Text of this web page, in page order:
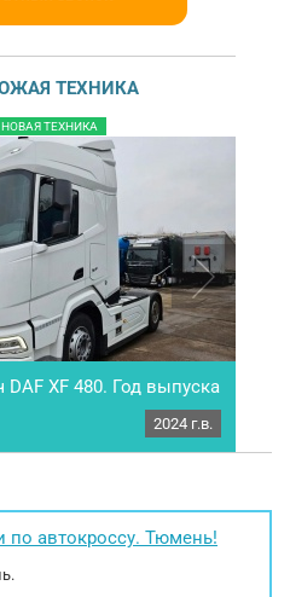
ТЕХНИКА
НОВАЯ ТЕХНИКА
XF 480. Год выпуска 2024
C ПOЛНЫM НДC! Уcловия
зaкaз! Алюминиевый
система
XF 480. Год выпуска
2024 г.в.
по автокроссу. Тюмень!